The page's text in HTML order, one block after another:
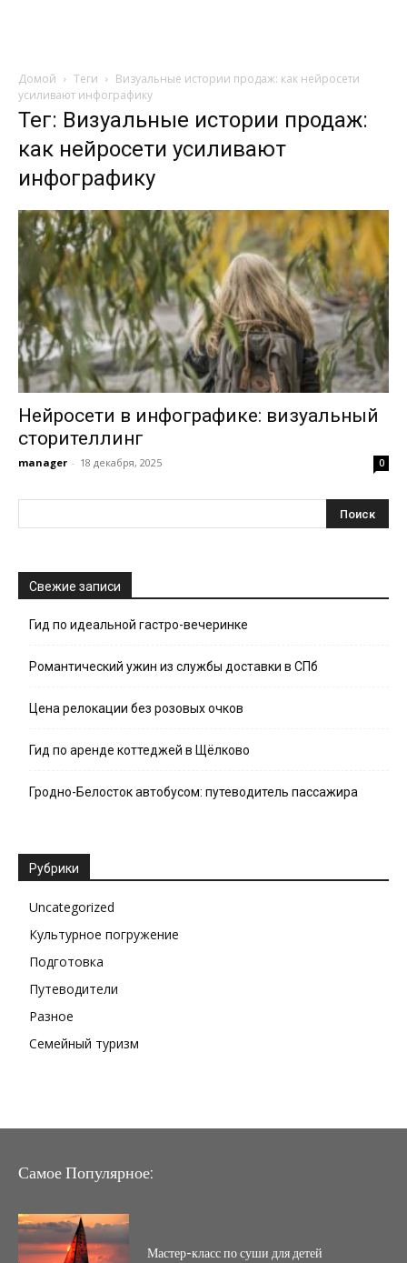
Домой Теги
Визуальные истории продаж: как нейросети
усиливают инфографику
Тег: Визуальные истории продаж:
как нейросети усиливают
инфографику
Нейросети в инфографике: визуальный
сторителлинг
manager - 18 декабря, 2025 0
Свежие записи
Гид по идеальной гастро-вечеринке
Романтический ужин из службы доставки в СПб
Цена релокации без розовых очков
Гид по аренде коттеджей в Щёлково
Гродно-Белосток автобусом: путеводитель пассажира
Рубрики
Uncategorized
Культурное погружение
Подготовка
Путеводители
Разное
Семейный туризм
Самое Популярное:
Мастер-класс по суши для детей